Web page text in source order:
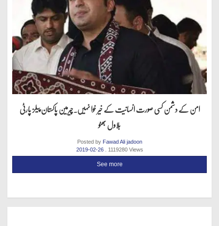
امن کے دشمن کسی صورت انسانیت کے خیر خوا نہیں.چیرمین پاکستان پیلز پارٹی
بلاول بھٹو
Posted by Fawad Ali jadoon
2019-02-26 . 1119280 Views
See more